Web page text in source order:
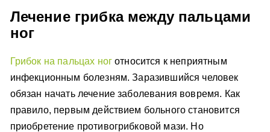
Лечение грибка между пальцами
ног
Грибок на пальцах ног относится к неприятным
инфекционным болезням. Заразившийся человек
обязан начать лечение заболевания вовремя. Как
правило, первым действием больного становится
приобретение противогрибковой мази. Но